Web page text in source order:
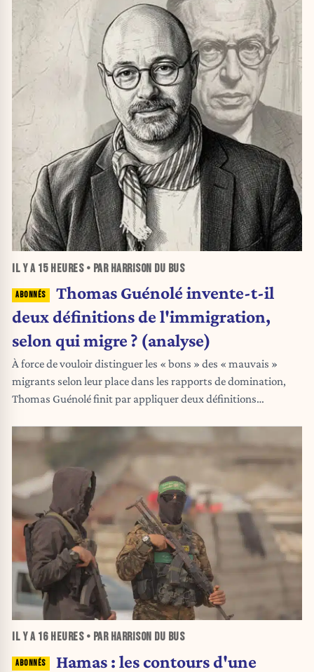
IL Y A 15 HEURES• PAR HARRISON DU BUS
Thomas Guénolé invente-t-il
deux définitions de l'immigration,
selon qui migre ? (analyse)
À force de vouloir distinguer les « bons » des « mauvais »
migrants selon leur place dans les rapports de domination,
Thomas Guénolé finit par appliquer deux définitions
la cohérence de son raisonnement.
IL Y A 16 HEURES• PAR HARRISON DU BUS
Hamas : les contours d'une